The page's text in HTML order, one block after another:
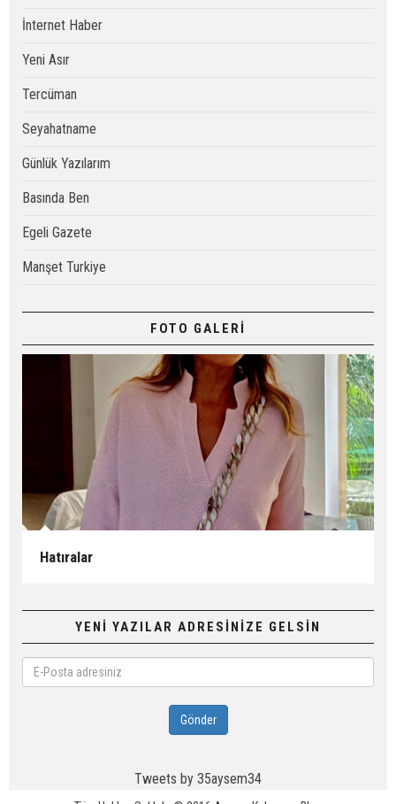
İnternet Haber
Yeni Asır
Tercüman
Seyahatname
Günlük Yazılarım
Basında Ben
Egeli Gazete
Manşet Turkiye
FOTO GALERİ
Hatıralar
YENİ YAZILAR ADRESİNİZE GELSİN
Posta
adresiniz
Gönder
Tweets by 35aysem34